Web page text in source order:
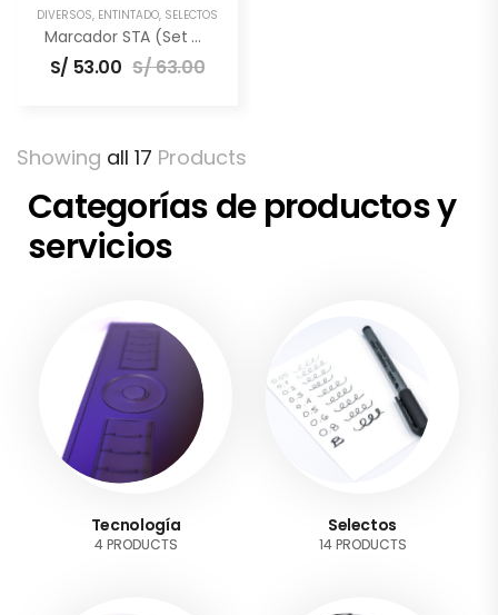
DIVERSOS, ENTINTADO, SELECTOS
Marcador STA (set De 9 Unidades)
S/ 53.00 S/63.00
Showing all 17 Products
Categorías de productos y
servicios
Tecnología
4 PRODUCTS
Selectos
14 PRODUCTS